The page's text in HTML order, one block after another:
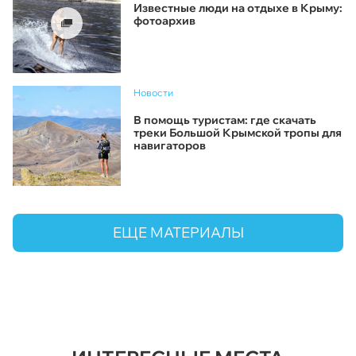
Известные люди на отдыхе в Крыму:
фотоархив
Новости
В помощь туристам: где скачать
треки Большой Крымской тропы для
навигаторов
ЕЩЕ МАТЕРИАЛЫ